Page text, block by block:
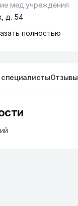
мед.учреждения
д. 54
полностью
Отзывы